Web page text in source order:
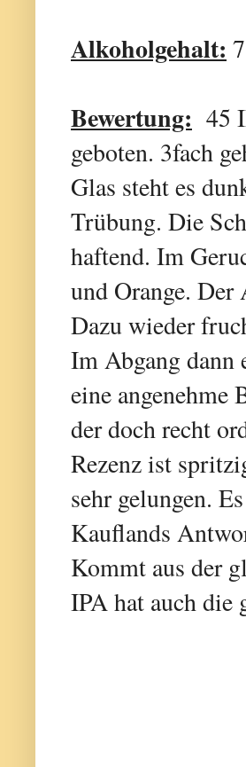
Alkoholgehalt:
Bewertung: 45
geboten. 3fach
Glas steht es
Trübung. Die
haftend. Im
und Orange. Der
Dazu wieder
Im Abgang dann
eine angenehme
der doch recht
Rezenz ist
sehr gelungen.
Kauflands
Kommt aus der
IPA hat auch die